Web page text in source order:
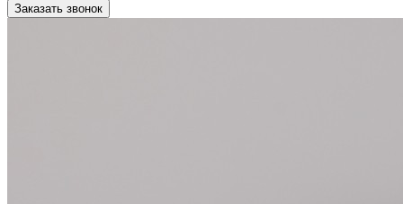
Заказать звонок